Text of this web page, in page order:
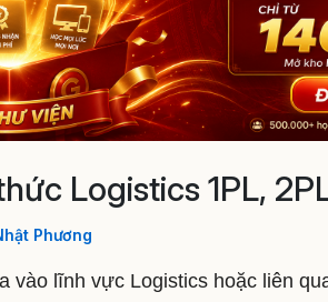
Logistics 1PL,
Phương
vào lĩnh vực Logistics hoặc liên